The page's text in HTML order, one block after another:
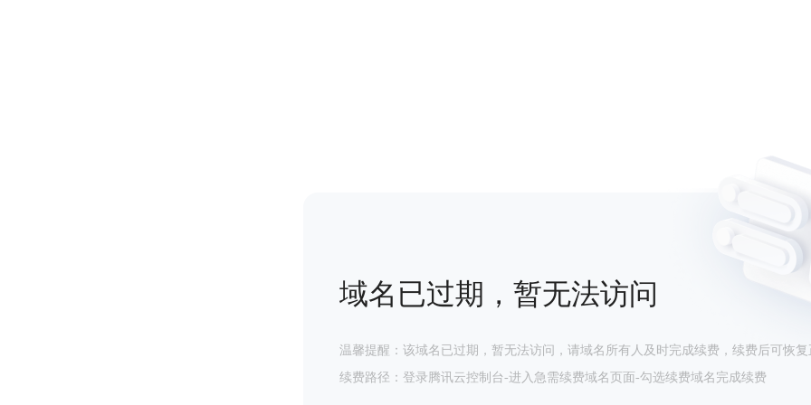
域名已过期，暂无法访问
温馨提醒：该域名已过期，暂无法访问，请域名所有人及时完成续费，续费后可恢复
续费路径：登录腾讯云控制台-进入急需续费域名页面-勾选续费域名完成续费